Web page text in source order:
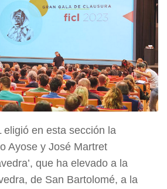
eligió en esta sección la
Ayose y José Martret
que ha elevado a la
de San Bartolomé, a la